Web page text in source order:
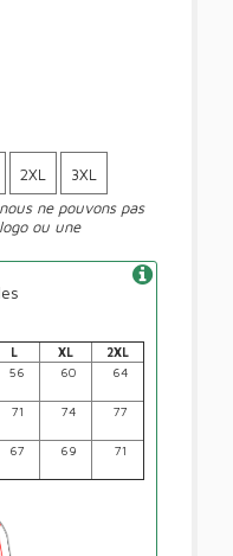
2XL
3XL
ne pouvons pas
ou une
L XL
2XL
56 60 64
71 74 77
67 69 71